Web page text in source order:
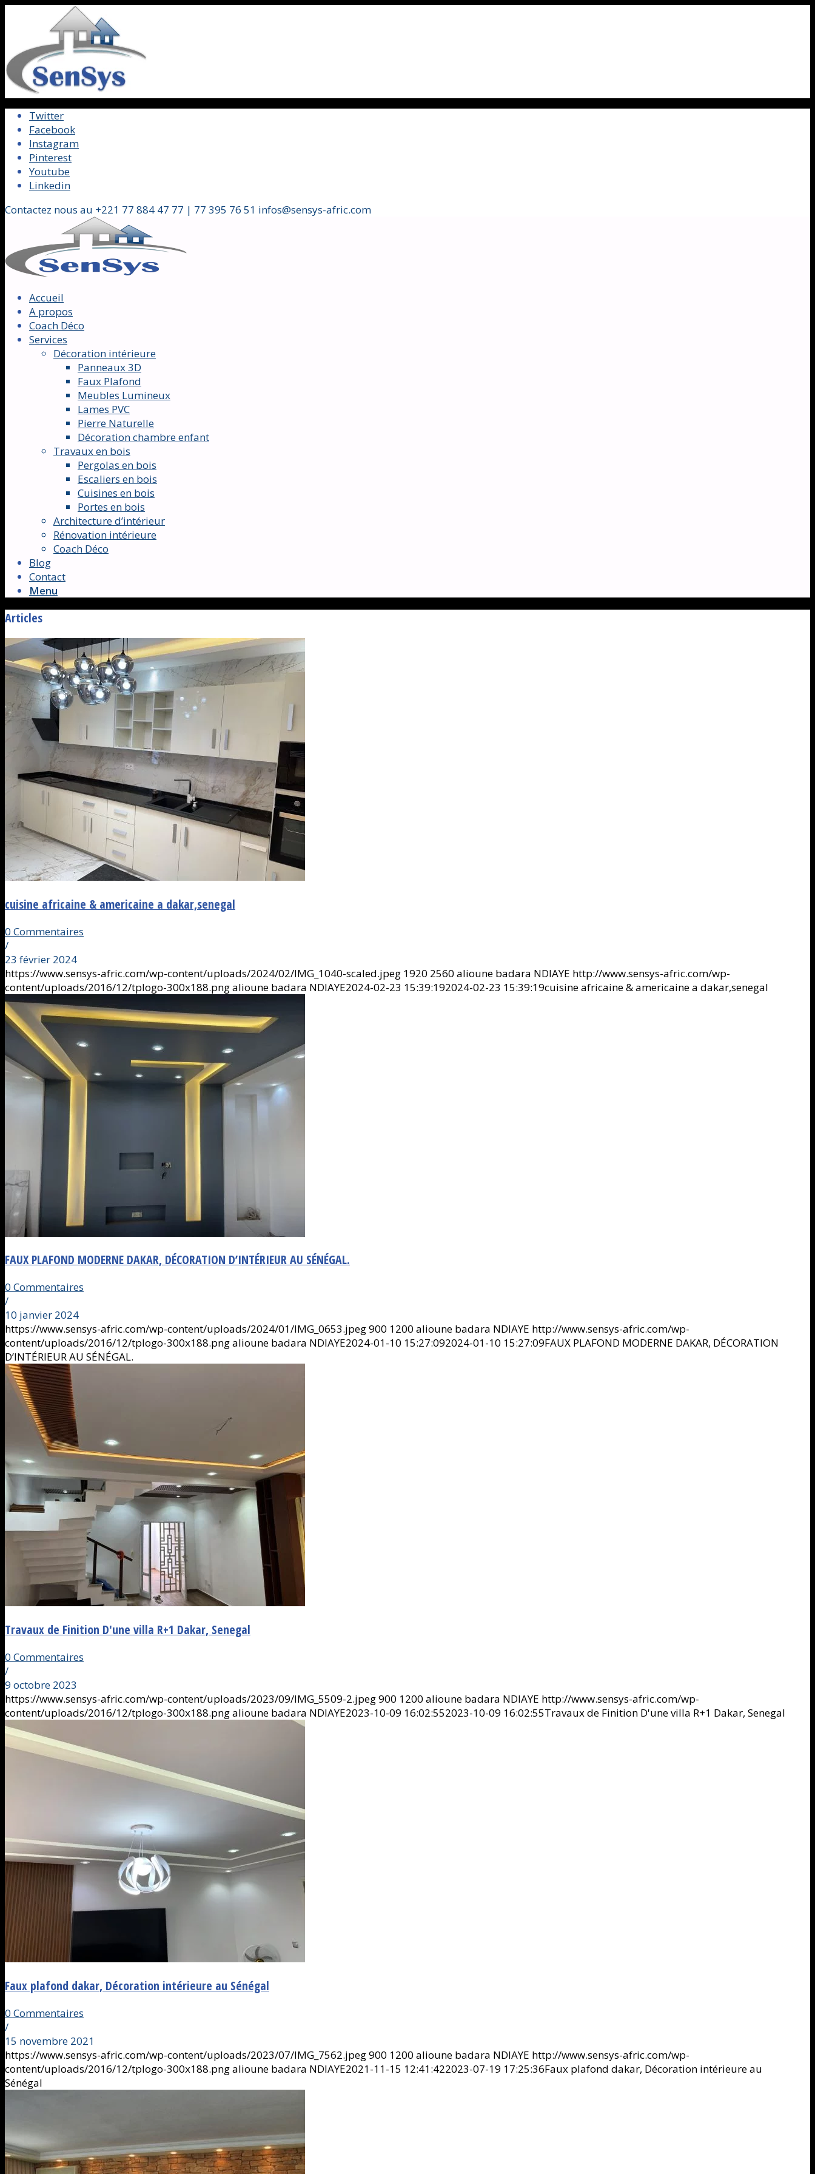
Twitter
Facebook
Instagram
Pinterest
Youtube
Linkedin
Contactez nous au +221 77 884 47 77 | 77 395 76 51 infos@sensys-afric.com
Accueil
A propos
Coach Déco
Services
Décoration intérieure
Panneaux 3D
Faux Plafond
Meubles Lumineux
Lames PVC
Pierre Naturelle
Décoration chambre enfant
Travaux en bois
Pergolas en bois
Escaliers en bois
Cuisines en bois
Portes en bois
Architecture d’intérieur
Rénovation intérieure
Coach Déco
Blog
Contact
Menu
Articles
cuisine africaine & americaine a dakar,senegal
0 Commentaires
/
23 février 2024
https://www.sensys-afric.com/wp-content/uploads/2024/02/IMG_1040-scaled.jpeg 1920 2560 alioune badara NDIAYE http://www.sensys-afric.com/wp-
content/uploads/2016/12/tplogo-300x188.pngalioune badara NDIAYE2024-02-23 15:39:192024-02-23 15:39:19cuisine africaine & americaine a dakar,senegal
FAUX PLAFOND MODERNE DAKAR, DÉCORATION D’INTÉRIEUR AU SÉNÉGAL.
0 Commentaires
/
10 janvier 2024
https://www.sensys-afric.com/wp-content/uploads/2024/01/IMG_0653.jpeg900 1200 alioune badara NDIAYE http://www.sensys-afric.com/wp-
content/uploads/2016/12/tplogo-300x188.pngalioune badara NDIAYE2024-01-10 15:27:092024-01-10 15:27:09FAUX PLAFOND MODERNE DAKAR, DÉCORATION
D’INTÉRIEUR AU SÉNÉGAL.
Travaux de Finition D'une villa R+1 Dakar, Senegal
0 Commentaires
/
9 octobre 2023
https://www.sensys-afric.com/wp-content/uploads/2023/09/IMG_5509-2.jpeg900 1200 alioune badara NDIAYE http://www.sensys-afric.com/wp-
content/uploads/2016/12/tplogo-300x188.pngalioune badara NDIAYE2023-10-09 16:02:552023-10-09 16:02:55Travaux de Finition D'une villa R+1 Dakar, Senegal
Faux plafond dakar, Décoration intérieure au Sénégal
0 Commentaires
/
15 novembre 2021
https://www.sensys-afric.com/wp-content/uploads/2023/07/IMG_7562.jpeg900 1200 alioune badara NDIAYE http://www.sensys-afric.com/wp-
content/uploads/2016/12/tplogo-300x188.pngalioune badara NDIAYE2021-11-15 12:41:422023-07-19 17:25:36Faux plafond dakar, Décoration intérieure au
Sénégal